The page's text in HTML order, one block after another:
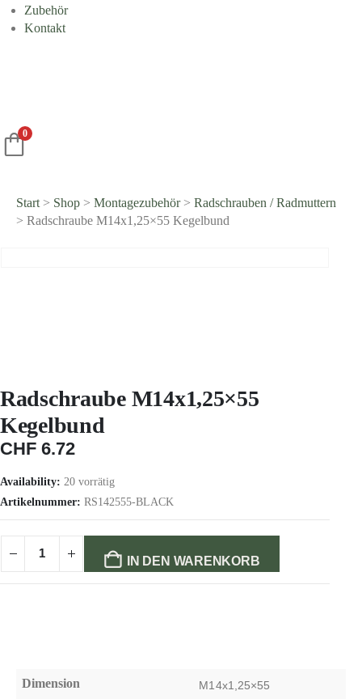
Zubehör
Kontakt
0
Start > Shop > Montage­zubehör> Radschrauben / Radmuttern
> Radschraube M14x1,25×55 Kegelbund
Radschraube M14x1,25×55
Kegelbund
CHF 6.72
Availability: 20 vorrätig
Artikelnummer: RS142555-BLACK
IN DEN WARENKORB
Dimension M14x1,25×55